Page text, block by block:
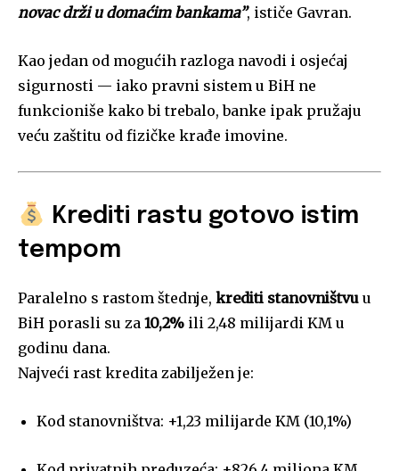
novac drži u domaćim bankama”, ističe Gavran.
Kao jedan od mogućih razloga navodi i osjećaj
sigurnosti — iako pravni sistem u BiH ne
funkcioniše kako bi trebalo, banke ipak pružaju
veću zaštitu od fizičke krađe imovine.
Krediti rastu gotovo istim
tempom
Paralelno s rastom štednje, krediti stanovništvu u
BiH porasli su za 10,2% ili 2,48 milijardi KM u
godinu dana.
Najveći rast kredita zabilježen je:
Kod stanovništva: +1,23 milijarde KM (10,1%)